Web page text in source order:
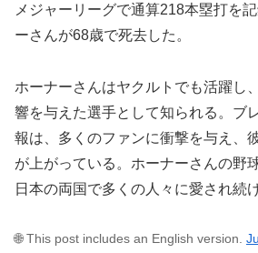
メジャーリーグで通算218本塁打を
ーさんが68歳で死去した。
ホーナーさんはヤクルトでも活躍し
響を与えた選手として知られる。ブ
報は、多くのファンに衝撃を与え、
が上がっている。ホーナーさんの野
日本の両国で多くの人々に愛され続
🌐 This post includes an English version.